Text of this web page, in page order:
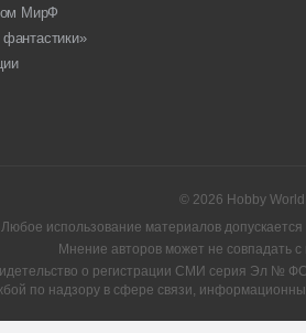
МирФ
© 2026 Hobby World
Любое использование материалов допускается
Мнение авторов может не совпадать
о регистрации СМИ серия Эл №
по надзору в сфере связи,